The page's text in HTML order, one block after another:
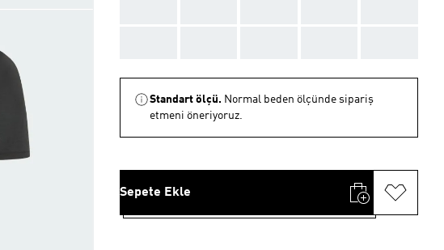
Standart ölçü. Normal beden ölçünde sipariş
etmeni öneriyoruz.
Sepete Ekle